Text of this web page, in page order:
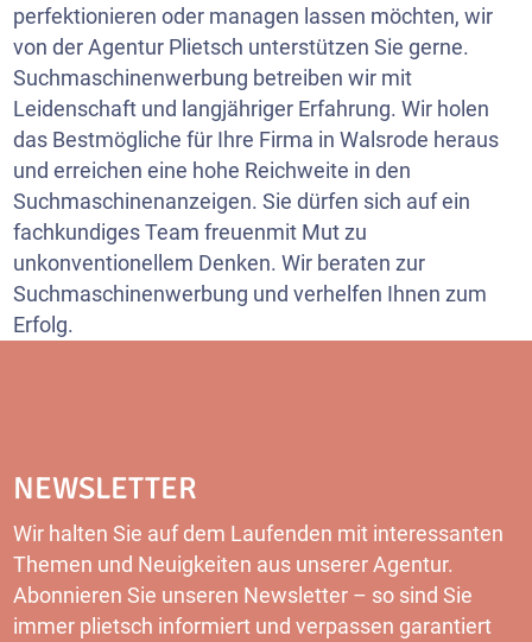
perfektionieren oder managen lassen möchten, wir
von der Agentur Plietsch unterstützen Sie gerne.
Suchmaschinenwerbung betreiben wir mit
Leidenschaft und langjähriger Erfahrung. Wir holen
das Bestmögliche für Ihre Firma in Walsrode heraus
und erreichen eine hohe Reichweite in den
Suchmaschinenanzeigen. Sie dürfen sich auf ein
fachkundiges Team freuenmit Mut zu
unkonventionellem Denken. Wir beraten zur
Suchmaschinenwerbung und verhelfen Ihnen zum
Erfolg.
NEWSLETTER
Wir halten Sie auf dem Laufenden mit interessanten
Themen und Neuigkeiten aus unserer Agentur.
Abonnieren Sie unseren Newsletter – so sind Sie
immer plietsch informiert und verpassen garantiert